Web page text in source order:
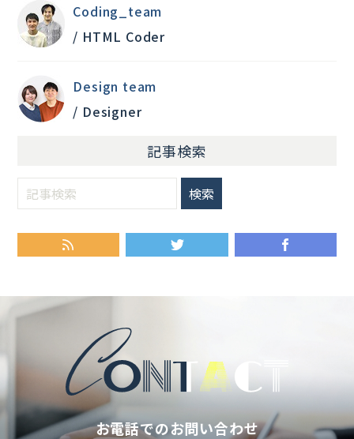
Coding_team
/ HTML Coder
Design team
/ Designer
記事検索
お電話でのお問い合わせ